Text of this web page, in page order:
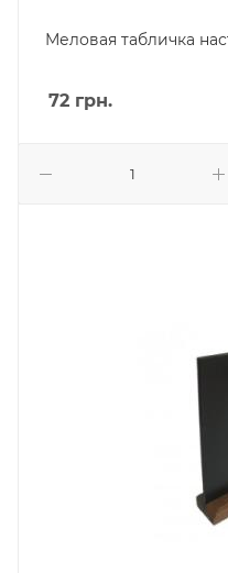
Меловая табличка
72 грн.